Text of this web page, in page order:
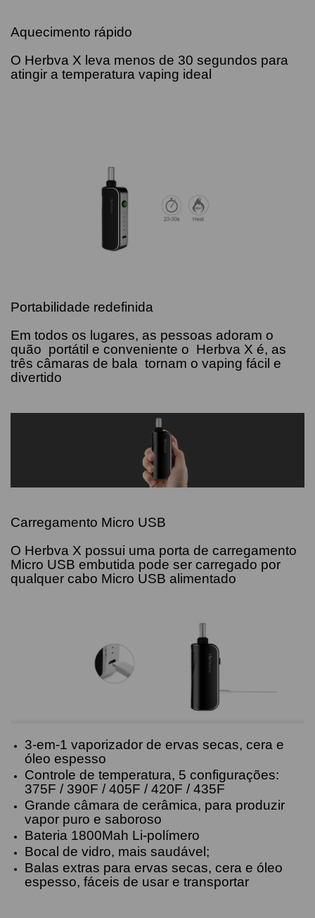
Aquecimento rápido
O Herbva X leva menos de 30 segundos para
atingir a temperatura vaping ideal
Portabilidade redefinida
Em todos os lugares, as pessoas adoram o
quão portátil e conveniente o Herbva X é, as
três câmaras de bala tornam o vaping fácil e
divertido
Carregamento Micro USB
O Herbva X possui uma porta de carregamento
Micro USB embutida pode ser carregado por
qualquer cabo Micro USB alimentado
3-em-1 vaporizador de ervas secas, cera e
óleo espesso
Controle de temperatura, 5 configurações:
375F / 390F / 405F / 420F / 435F
Grande câmara de cerâmica, para produzir
vapor puro e saboroso
Bateria 1800Mah Li-polímero
Bocal de vidro, mais saudável;
Balas extras para ervas secas, cera e óleo
espesso, fáceis de usar e transportar